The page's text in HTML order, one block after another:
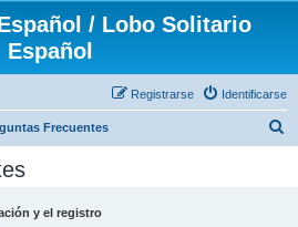
/ Lobo Solitario
Español
Identificarse
Registrarse
Frecuentes
y el registro